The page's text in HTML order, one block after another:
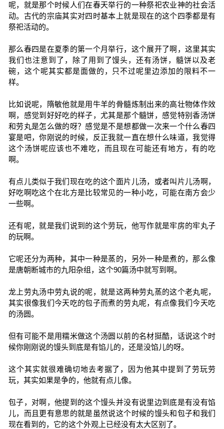
呢，就是那个时候人们在春天举行的一种祭祀农业神的社会活
动。古代的宗庙其实对四时基本上就是现在的这个四季都是有
祭祀活动的。
那么春四是在夏季的第一个月举行，这个展开了啊，这里其实
我们也注意到了，除了用到了馒头，还有汤饼，髓饼以及老
碗，这个呢其实都是面做的，只不过呢里边添加的限料不一
样。
比如说呢，隋敏他就是用牛羊的骨髓炼制出来的高壮物体作效
啊，感觉到好好吃的样子，尤其是那个髓饼，感觉特别香汤饼
和劳丸是怎么做的呀？感觉是不是想都做一次来一个什么春四
宴是吧，你刚说的时候，反正我就一直在想什么味道，我觉得
这个汤饼呢应该也不难吃，而且现在可能还有地方，有的吃
啊。
有点儿类似于我们现在吃的这个面片儿汤，或者叫片儿汤啊，
好吃啊吃这个在北方是比较常见的一种小吃，可能在南方会少
一些啊。
还有呢，就是我们说到的这个劳玩，他写作就是牢房的牢丸子
的玩啊。
它呢还分为两种，其中一种是蒸的，另外一种是煮的，那么像
是唐朝断城市的九阳杂组，这个90篇汤中就写到啊。
龙上劳丸汤中劳丸说的呢，就是这两种劳丸蒸的这个老丸呢，
其实很像我们今天吃的包子而煮的劳丸呢，有点像我们今天吃
的汤圆。
但有可能不是用糯米做这个汤圆以前的名材挺酷，话说这个时
候你刚刚说的馒头到底是有馅儿的，还是没馅儿的呀。
这个其实就很难确切地去考据了，因为他其中提到了劳玩劳
玩，其实如果是争的，他就有点儿像。
包子，对啊，他提到的这个馒头并没有说里边到底是有没有馅
儿，而且更有意思的就是虽然说这个时候的馒头和包子和我们
现在看到的，它的这个外观上已经没有太大区别了。